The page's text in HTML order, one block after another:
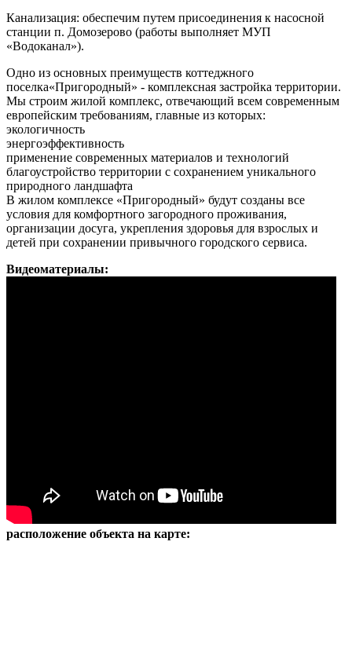
Канализация: обеспечим путем присоединения к насосной
станции п. Домозерово (работы выполняет МУП
«Водоканал»).
Одно из основных преимуществ коттеджного
поселка«Пригородный» - комплексная застройка территории.
Мы строим жилой комплекс, отвечающий всем современным
европейским требованиям, главные из которых:
экологичность
энергоэффективность
применение современных материалов и технологий
благоустройство территории с сохранением уникального
природного ландшафта
В жилом комплексе «Пригородный» будут созданы все
условия для комфортного загородного проживания,
организации досуга, укрепления здоровья для взрослых и
детей при сохранении привычного городского сервиса.
Видеоматериалы:
расположение объекта на карте: